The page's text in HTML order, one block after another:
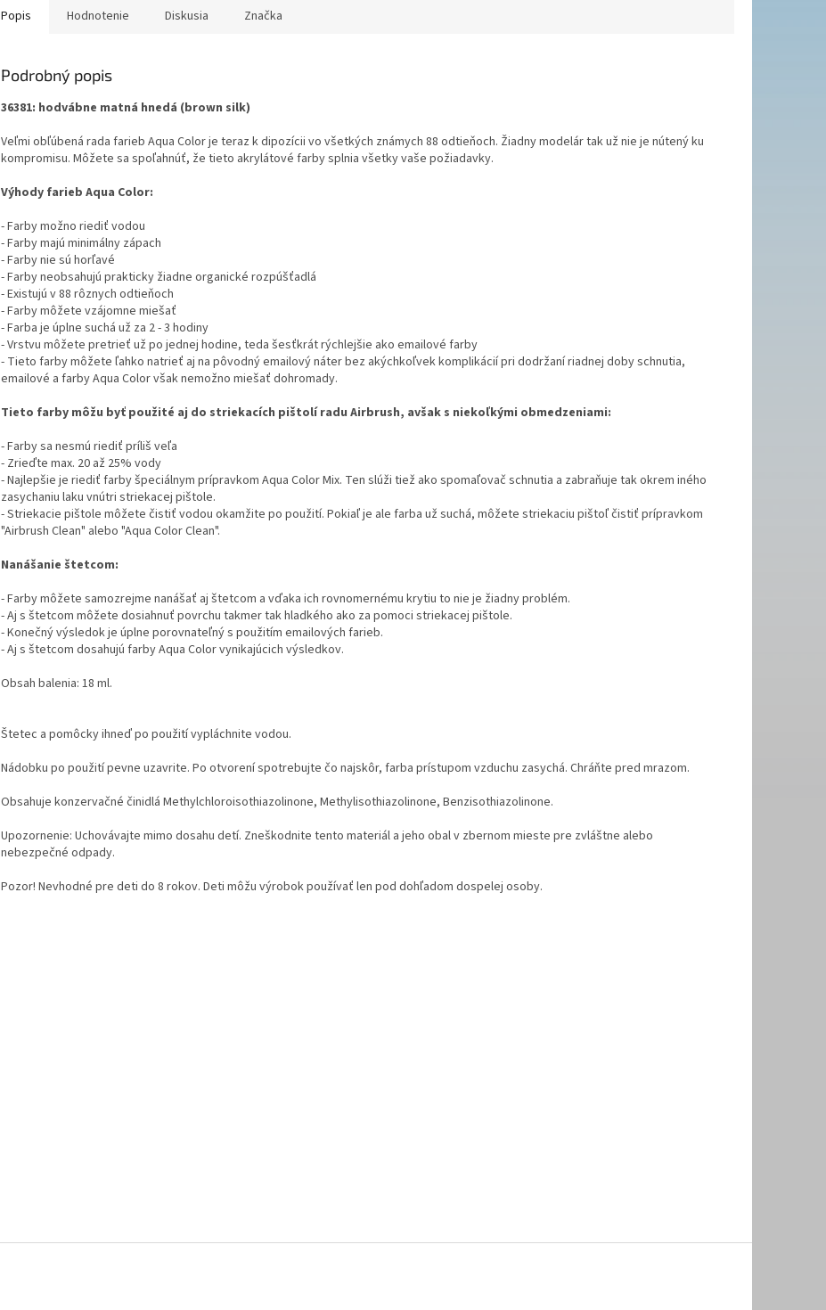
Popis Hodnotenie Diskusia Značka
Podrobný popis
36381: hodvábne matná hnedá (brown silk)
Veľmi obľúbená rada farieb Aqua Color je teraz k dipozícii vo všetkých známych 88 odtieňoch. Žiadny modelár tak už nie je nútený ku
kompromisu. Môžete sa spoľahnúť, že tieto akrylátové farby splnia všetky vaše požiadavky.
Výhody farieb Aqua Color:
- Farby možno riediť vodou
- Farby majú minimálny zápach
- Farby nie sú horľavé
- Farby neobsahujú prakticky žiadne organické rozpúšťadlá
- Existujú v 88 rôznych odtieňoch
- Farby môžete vzájomne miešať
- Farba je úplne suchá už za 2 - 3 hodiny
- Vrstvu môžete pretrieť už po jednej hodine, teda šesťkrát rýchlejšie ako emailové farby
- Tieto farby môžete ľahko natrieť aj na pôvodný emailový náter bez akýchkoľvek komplikácií pri dodržaní riadnej doby schnutia,
emailové a farby Aqua Color však nemožno miešať dohromady.
Tieto farby môžu byť použité aj do striekacích pištolí radu Airbrush, avšak s niekoľkými obmedzeniami:
- Farby sa nesmú riediť príliš veľa
- Zrieďte max. 20 až 25% vody
- Najlepšie je riediť farby špeciálnym prípravkom Aqua Color Mix. Ten slúži tiež ako spomaľovač schnutia a zabraňuje tak okrem iného
zasychaniu laku vnútri striekacej pištole.
- Striekacie pištole môžete čistiť vodou okamžite po použití. Pokiaľ je ale farba už suchá, môžete striekaciu pištoľ čistiť prípravkom
"Airbrush Clean" alebo "Aqua Color Clean".
Nanášanie štetcom:
- Farby môžete samozrejme nanášať aj štetcom a vďaka ich rovnomernému krytiu to nie je žiadny problém.
- Aj s štetcom môžete dosiahnuť povrchu takmer tak hladkého ako za pomoci striekacej pištole.
- Konečný výsledok je úplne porovnateľný s použitím emailových farieb.
- Aj s štetcom dosahujú farby Aqua Color vynikajúcich výsledkov.
Obsah balenia: 18 ml.
Štetec a pomôcky ihneď po použití vypláchnite vodou.
Nádobku po použití pevne uzavrite. Po otvorení spotrebujte čo najskôr, farba prístupom vzduchu zasychá. Chráňte pred mrazom.
Obsahuje konzervačné činidlá Methylchloroisothiazolinone, Methylisothiazolinone, Benzisothiazolinone.
Upozornenie: Uchovávajte mimo dosahu detí. Zneškodnite tento materiál a jeho obal v zbernom mieste pre zvláštne alebo
nebezpečné odpady.
Pozor! Nevhodné pre deti do 8 rokov. Deti môžu výrobok používať len pod dohľadom dospelej osoby.